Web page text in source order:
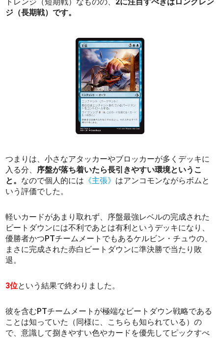
ジ（長期戦）です。
つまりは、小さなアタッカーやブロッカーが多くデッキに
入る分、 序盤が落ち着いたら長引きやすい環境というこ
と。 なので個人的には 《主張》 はアンコモンながらボムと
いう評価でした。
軽いカードがあまり取れず、序盤最強レベルの完成された
ビートダウンには不利であとは有利というデッキになり、
優勝者かつPTチームメートでもあるケルビン・チュウの、
まさに完成された赤白ビートダウンに準決勝で当たり敗
退。
3位という結果で終わりました。
彼を含むPTチームメートが極端なビートダウン戦略である
ことは知っていた（同様に、こちらも知られている）の
で、意識して捌きやすい色やカードを優先してピックすべ